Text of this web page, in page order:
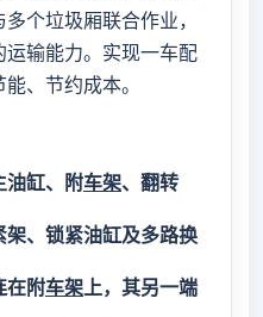
个垃圾厢联合作业，
输能力。实现一车配
、节约成本。
油缸、附车架、翻转
、锁紧油缸及多路换
在附车架 上，其另一端